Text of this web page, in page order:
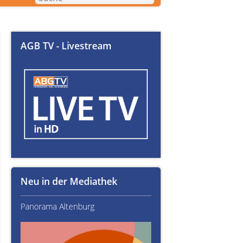
AGB TV - Livestream
Neu in der Mediathek
Panorama Altenburg